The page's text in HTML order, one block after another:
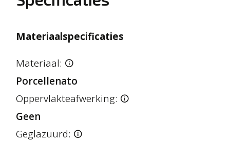
Materiaalspecificaties
Materiaal:
Porcellenato
Oppervlakteafwerking:
Geen
Geglazuurd: